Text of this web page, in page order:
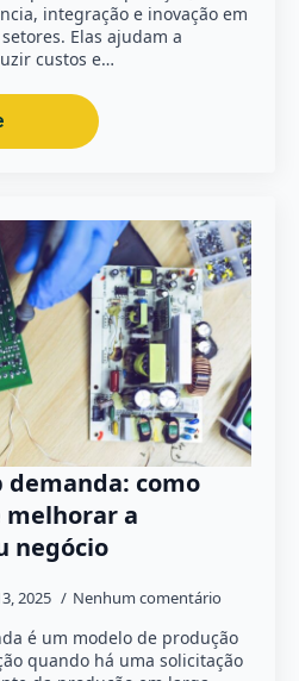
integração e inovação em
Elas ajudam a
custos e…
como
melhorar a
negócio
2025 Nenhum comentário
é um modelo de produção
quando há uma solicitação